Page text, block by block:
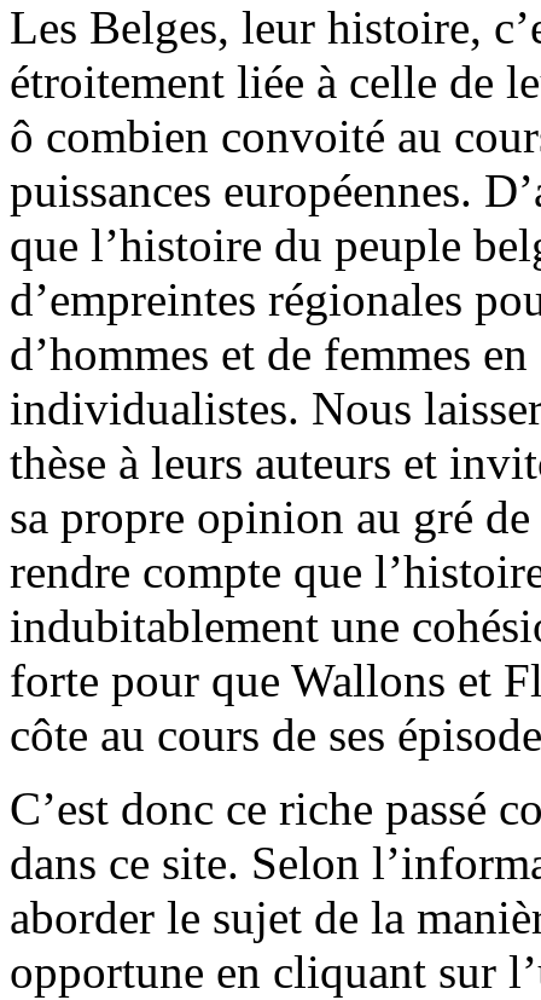
Les Belges, leur histoire,
étroitement liée à celle de
ô combien convoité au
puissances européennes.
que l’histoire du peuple
d’empreintes régionales
d’hommes et de femmes
individualistes. Nous
thèse à leurs auteurs et
sa propre opinion au gré
rendre compte que
indubitablement une
forte pour que Wallons et
côte au cours de ses
C’est donc ce riche passé
dans ce site. Selon
aborder le sujet de la
opportune en cliquant sur